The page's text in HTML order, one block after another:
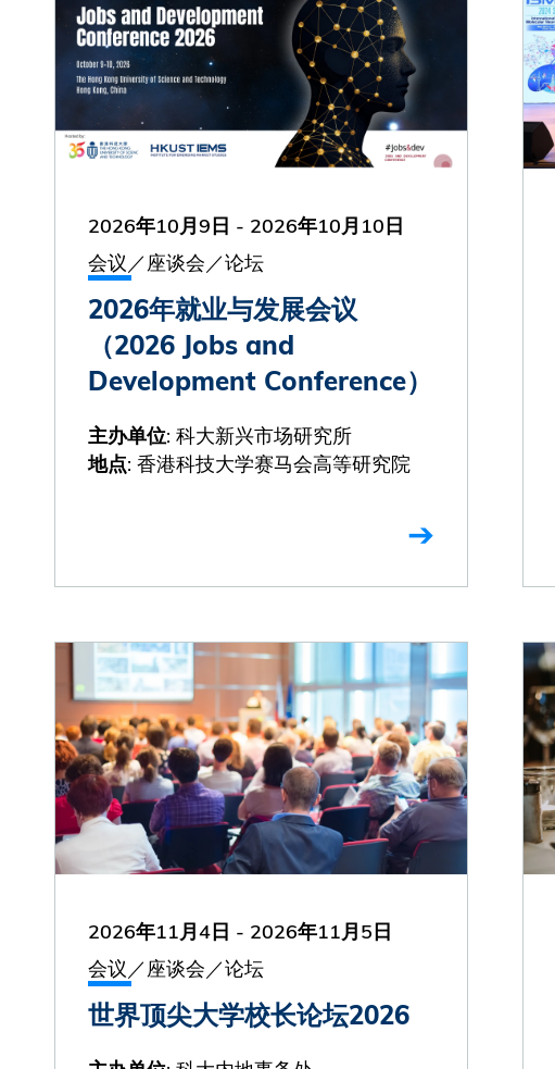
2026年10月9日 - 2026年10月10日
会议／座谈会／论坛
2026年就业与发展会议
（2026 Jobs and
Development Conference）
主办单位: 科大新兴市场研究所
地点: 香港科技大学赛马会高等研究院
2026年11月4日 - 2026年11月5日
会议／座谈会／论坛
世界顶尖大学校长论坛2026